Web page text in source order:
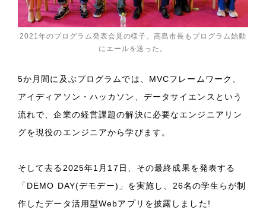
2021年のプログラム発表会見の様子。高島市長もプログラム始動
にエールを送った。
5か月間に及ぶプログラムでは、MVCフレームワーク、
アイディアソン・ハッカソン、データサイエンスという
流れで、企業の経営課題の解決に必要なエンジニアリン
グを現役のエンジニアから学びます。
そして去る2025年1月17日、その最終成果を発表する
「DEMO DAY(デモデー)」を実施し、26名の学生らが制
作したデータ活用型Webアプリを披露しました!